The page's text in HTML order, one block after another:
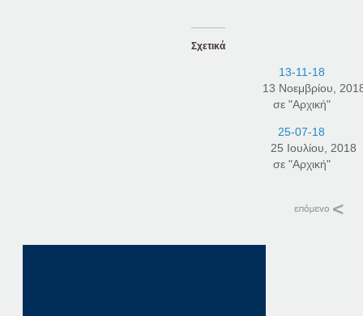
Σχετικά
13-11-18
13 Νοεμβρίου,
σε "Αρχική"
25-07-18
25 Ιουλίου, 2018
σε "Αρχική"